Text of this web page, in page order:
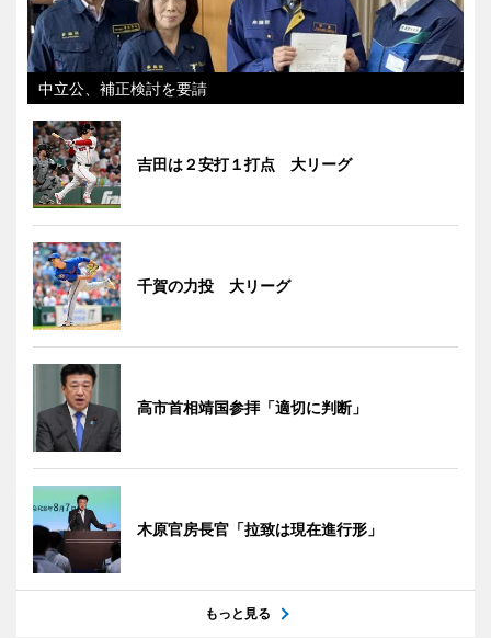
中立公、補正検討を要請
吉田は２安打１打点 大リーグ
千賀の力投 大リーグ
高市首相靖国参拝「適切に判断」
木原官房長官「拉致は現在進行形」
もっと見る